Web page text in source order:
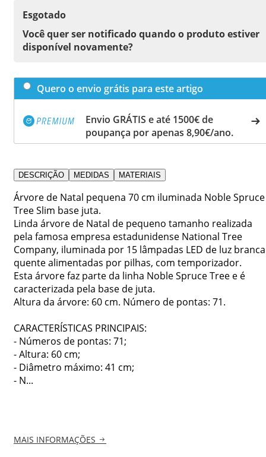
Esgotado
Você quer ser notificado quando o produto estiver
disponível novamente?
Quero o envio grátis para este artigo
Envio GRÁTIS e até 1500€ de
poupança por apenas 8,90€/ano.
DESCRIÇÃO MEDIDAS MATERIAIS
Árvore de Natal pequena 70 cm iluminada Noble Spruce
Tree Slim base juta.
Linda árvore de Natal de pequeno tamanho realizada
pela famosa empresa estadunidense National Tree
Company, iluminada por 15 lâmpadas LED de luz branca
quente alimentadas por pilhas, com temporizador.
Esta árvore faz parte da linha Noble Spruce Tree e é
caracterizada pela base de juta.
Altura da árvore: 60 cm. Número de pontas: 71.
CARACTERÍSTICAS PRINCIPAIS:
- Números de pontas: 71;
- Altura: 60 cm;
- Diâmetro máximo: 41 cm;
- N...
MAIS INFORMAÇÕES